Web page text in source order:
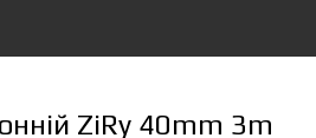
ZiRy 40mm 3m